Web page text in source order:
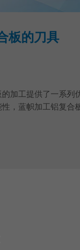
板的刀具
加工提供了一系列
，蓝帜加工铝复合